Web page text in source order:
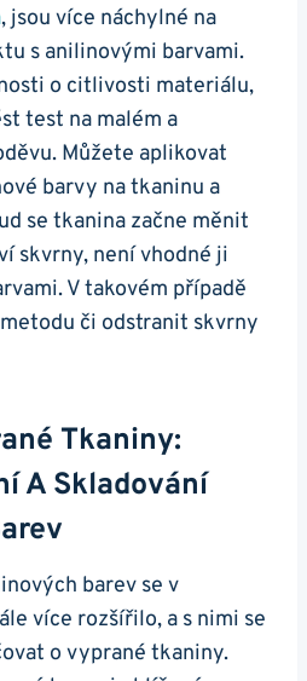
, jsou více náchylné na
s anilinovými barvami.
o citlivosti materiálu,
test na malém a
Můžete aplikovat
barvy na tkaninu a
se tkanina začne měnit
skvrny, není vhodné ji
V takovém případě
či odstranit skvrny
Tkaniny:
A Skladování
barev se v
více rozšířilo, a s nimi se
o vyprané tkaniny.